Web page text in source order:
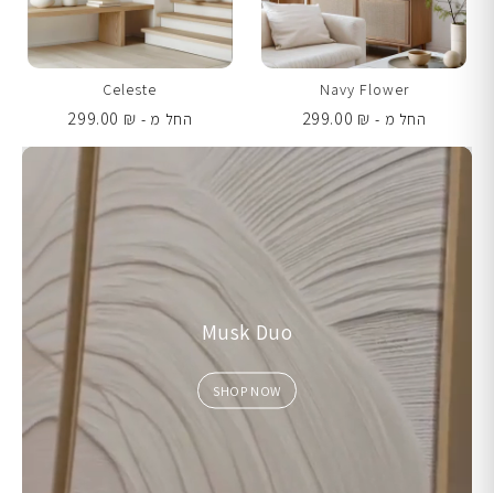
Navy Flower
החל מ -
299.00 ₪
Celeste
החל מ -
299.00 ₪
Musk Duo
SHOP NOW